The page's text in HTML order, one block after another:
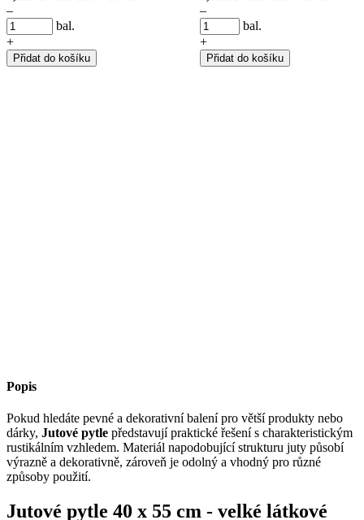
–
bal.
+
Přidat do košíku
–
bal.
+
Přidat do košíku
Popis
Pokud hledáte pevné a dekorativní balení pro větší produkty nebo
dárky, Jutové pytle představují praktické řešení s charakteristickým
rustikálním vzhledem. Materiál napodobující strukturu juty působí
výrazně a dekorativně, zároveň je odolný a vhodný pro různé
způsoby použití.
Jutové pytle 40 x 55 cm - velké látkové